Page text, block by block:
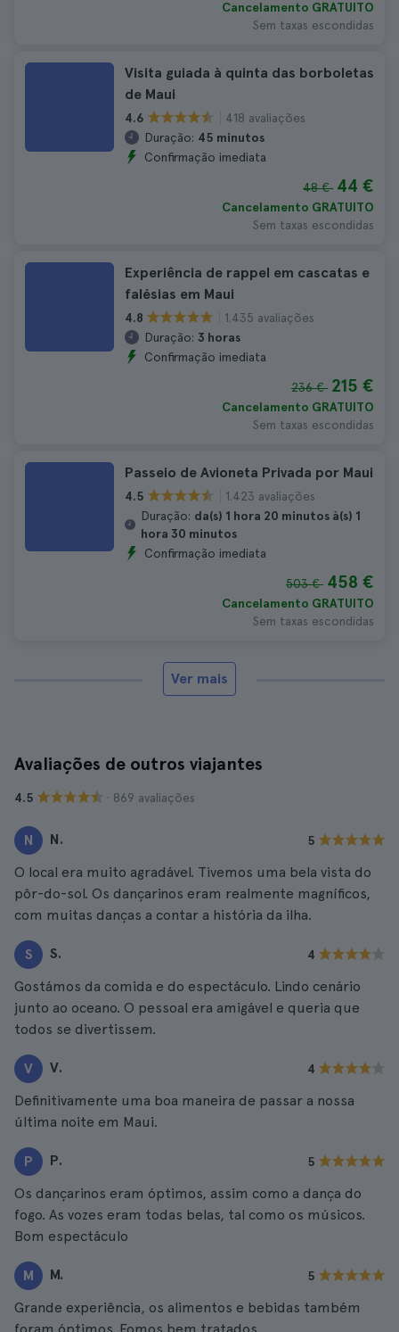
Cancelamento GRATUITO
Sem taxas escondidas
Visita guiada à quinta das borboletas
de Maui
4.6
418 avaliações
Duração: 45 minutos
Confirmação imediata
48 € 44 €
Cancelamento GRATUITO
Sem taxas escondidas
Experiência de rappel em cascatas e
falésias em Maui
4.8
1.435 avaliações
Duração: 3 horas
Confirmação imediata
236 € 215 €
Cancelamento GRATUITO
Sem taxas escondidas
Passeio de Avioneta Privada por Maui
4.5
1.423 avaliações
Duração: da(s) 1 hora 20 minutos à(s) 1
hora 30 minutos
Confirmação imediata
503 € 458 €
Cancelamento GRATUITO
Sem taxas escondidas
Ver mais
Avaliações de outros viajantes
4.5 · 869 avaliações
N N. 5
O local era muito agradável. Tivemos uma bela vista do
pôr-do-sol. Os dançarinos eram realmente magníficos,
com muitas danças a contar a história da ilha.
S S. 4
Gostámos da comida e do espectáculo. Lindo cenário
junto ao oceano. O pessoal era amigável e queria que
todos se divertissem.
V V. 4
Definitivamente uma boa maneira de passar a nossa
última noite em Maui.
P P. 5
Os dançarinos eram óptimos, assim como a dança do
fogo. As vozes eram todas belas, tal como os músicos.
Bom espectáculo
M M. 5
Grande experiência, os alimentos e bebidas também